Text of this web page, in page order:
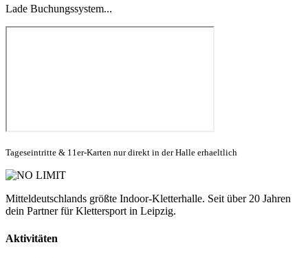
Lade Buchungssystem...
Tageseintritte & 11er-Karten nur direkt in der Halle erhaeltlich
Mitteldeutschlands größte Indoor-Kletterhalle. Seit über 20 Jahren
dein Partner für Klettersport in Leipzig.
Aktivitäten